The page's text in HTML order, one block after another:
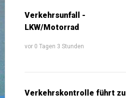
Verkehrsunfall -
LKW/Motorrad
vor 0 Tagen 3 Stunden
Verkehrskontrolle führt zu